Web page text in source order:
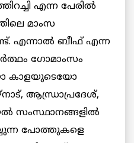
എന്ന പേരില്‍
മാംസ
എന്നാല്‍ ബീഫ് എന്ന
ഗോമാംസം
കാളയുടെയോ
ആന്ധ്രാപ്രദേശ്,
സംസ്ഥാനങ്ങളില്‍
പോത്തുകളെ